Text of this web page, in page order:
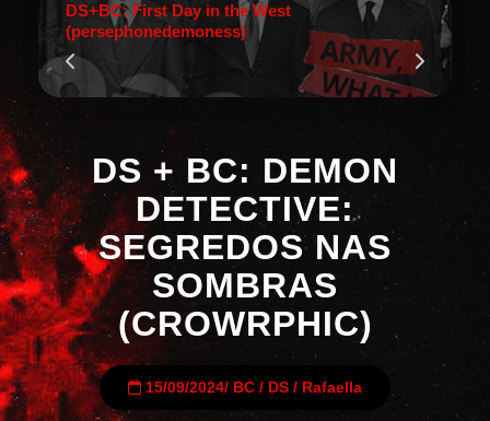
DS+BC: First Day in the West
(persephonedemoness)
DS + BC: DEMON
DETECTIVE:
SEGREDOS NAS
SOMBRAS
(CROWRPHIC)
15/09/2024/ BC / DS / Rafaella